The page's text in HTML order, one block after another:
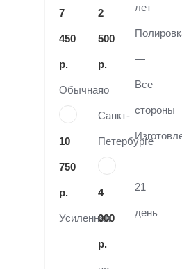
7
450
р.
Обычная
10
750
р.
Усиленная
2
500
р.
по
Санкт-
Петербурге
4
000
р.
лет
—
Все
стороны
—
21
день